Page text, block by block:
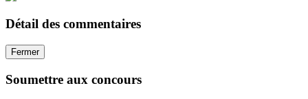
Détail des commentaires
Fermer
Soumettre aux concours